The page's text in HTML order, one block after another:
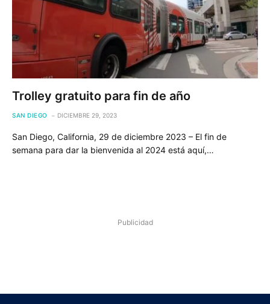
Trolley gratuito para fin de año
SAN DIEGO DICIEMBRE 29, 2023
San Diego, California, 29 de diciembre 2023 – El fin de
semana para dar la bienvenida al 2024 está aquí,…
Publicidad